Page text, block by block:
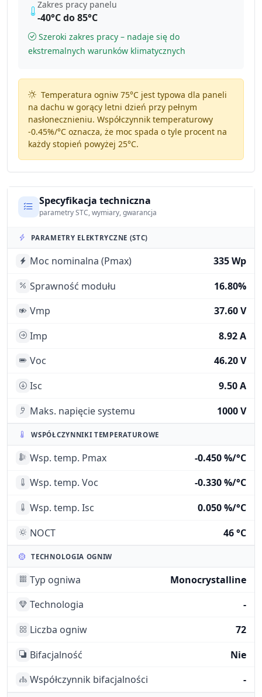
Zakres pracy panelu
-40°C do 85°C
Szeroki zakres pracy – nadaje się do
ekstremalnych warunków klimatycznych
Temperatura ogniw 75°C jest typowa dla paneli
na dachu w gorący letni dzień przy pełnym
nasłonecznieniu. Współczynnik temperaturowy
-0.45%/°Coznacza, że moc spada o tyle procent na
każdy stopień powyżej 25°C.
Specyfikacja techniczna
parametry STC, wymiary, gwarancja
PARAMETRY ELEKTRYCZNE (STC)
Moc nominalna (Pmax)
335 Wp
Sprawność modułu
16.80%
Vmp
37.60 V
Imp
8.92 A
Voc
46.20 V
Isc
9.50 A
Maks. napięcie systemu
1000 V
WSPÓŁCZYNNIKI TEMPERATUROWE
Wsp. temp. Pmax
-0.450 %/°C
Wsp. temp. Voc
-0.330 %/°C
Wsp. temp. Isc
0.050 %/°C
NOCT
46 °C
TECHNOLOGIA OGNIW
Typ ogniwa
Monocrystalline
Technologia
-
Liczba ogniw
72
Bifacjalność
Nie
Współczynnik bifacjalności
-